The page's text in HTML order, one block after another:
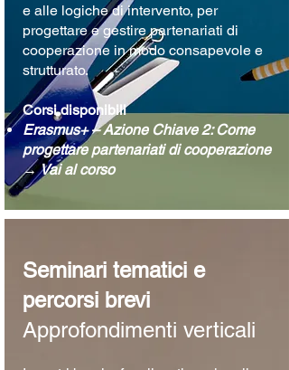
e alle logiche di intervento, per
progettare e gestire partenariati di
cooperazione in modo consapevole e
strutturato.
Corsi disponibili
Erasmus+ – Azione Chiave 2: Come
progettare partenariati di cooperazione
→Vai al corso
Seminari tematici e
percorsi brevi
Approfondimenti verticali